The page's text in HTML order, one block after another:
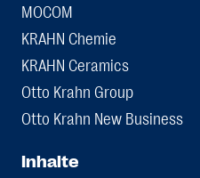
MOCOM
KRAHN Chemie
KRAHN Ceramics
Otto Krahn Group
Otto Krahn New Business
Inhalte